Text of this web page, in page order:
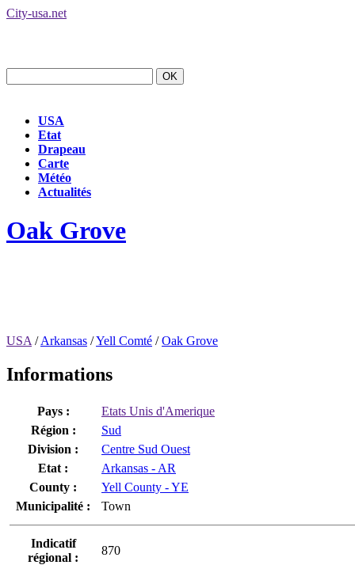
City-usa.net
USA
Etat
Drapeau
Carte
Météo
Actualités
Oak Grove
USA /Arkansas /Yell Comté /Oak Grove
Informations
Pays :
Etats Unis d'Amerique
Région :
Sud
Division :
Centre Sud Ouest
Etat :
Arkansas - AR
County :
Yell County - YE
Municipalité :
Town
Indicatif
régional :
870